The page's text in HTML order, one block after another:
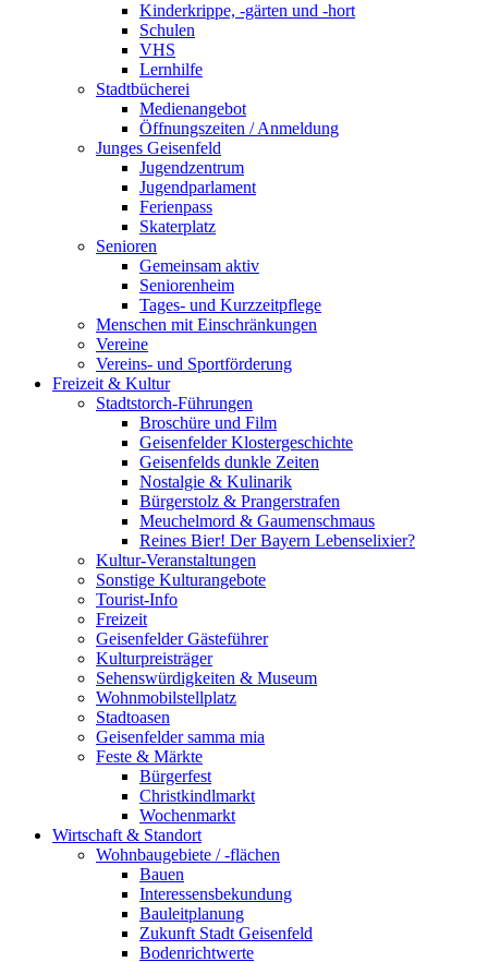
Kinderkrippe, -gärten und -hort
Schulen
VHS
Lernhilfe
Stadtbücherei
Medienangebot
Öffnungszeiten / Anmeldung
Junges Geisenfeld
Jugendzentrum
Jugendparlament
Ferienpass
Skaterplatz
Senioren
Gemeinsam aktiv
Seniorenheim
Tages- und Kurzzeitpflege
Menschen mit Einschränkungen
Vereine
Vereins- und Sportförderung
Freizeit & Kultur
Stadtstorch-Führungen
Broschüre und Film
Geisenfelder Klostergeschichte
Geisenfelds dunkle Zeiten
Nostalgie & Kulinarik
Bürgerstolz & Prangerstrafen
Meuchelmord & Gaumenschmaus
Reines Bier! Der Bayern Lebenselixier?
Kultur-Veranstaltungen
Sonstige Kulturangebote
Tourist-Info
Freizeit
Geisenfelder Gästeführer
Kulturpreisträger
Sehenswürdigkeiten & Museum
Wohnmobilstellplatz
Stadtoasen
Geisenfelder samma mia
Feste & Märkte
Bürgerfest
Christkindlmarkt
Wochenmarkt
Wirtschaft & Standort
Wohnbaugebiete / -flächen
Bauen
Interessensbekundung
Bauleitplanung
Zukunft Stadt Geisenfeld
Bodenrichtwerte